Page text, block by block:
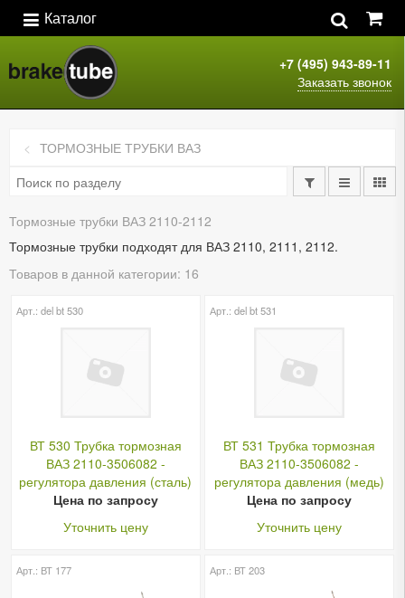
Каталог
+7 (495) 943-89-11
Заказать звонок
ТОРМОЗНЫЕ ТРУБКИ ВАЗ
Тормозные трубки ВАЗ 2110-2112
Тормозные трубки подходят для ВАЗ 2110, 2111, 2112.
Товаров в данной категории: 16
Арт.: del bt 530
ВТ 530 Трубка тормозная
ВАЗ 2110-3506082 -
регулятора давления (сталь)
Цена по запросу
Уточнить цену
Арт.: del bt 531
ВТ 531 Трубка тормозная
ВАЗ 2110-3506082 -
регулятора давления (медь)
Цена по запросу
Уточнить цену
Арт.: ВТ 177 Арт.: ВТ 203